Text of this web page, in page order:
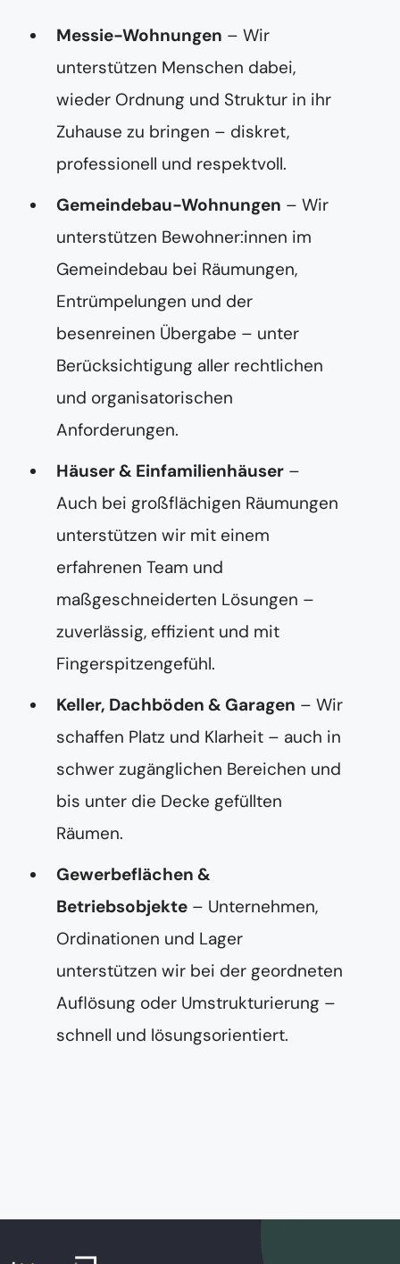
s
Messie-Wohnungen – Wir
unterstützen Menschen dabei,
wieder Ordnung und Struktur in ihr
Zuhause zu bringen – diskret,
professionell und respektvoll.
Gemeindebau-Wohnungen – Wir
unterstützen Bewohner:innen im
Gemeindebau bei Räumungen,
Entrümpelungen und der
besenreinen Übergabe – unter
Berücksichtigung aller rechtlichen
und organisatorischen
Anforderungen.
Häuser & Einfamilienhäuser –
Auch bei großflächigen Räumungen
unterstützen wir mit einem
erfahrenen Team und
maßgeschneiderten Lösungen –
zuverlässig, effizient und mit
Fingerspitzengefühl.
Keller, Dachböden & Garagen – Wir
schaffen Platz und Klarheit – auch in
schwer zugänglichen Bereichen und
bis unter die Decke gefüllten
Räumen.
Gewerbeflächen &
Betriebsobjekte – Unternehmen,
Ordinationen und Lager
unterstützen wir bei der geordneten
Auflösung oder Umstrukturierung –
schnell und lösungsorientiert.